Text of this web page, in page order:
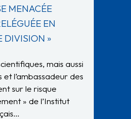
MENACÉE
EN
DIVISION »
mais aussi
l’ambassadeur des
sur le risque
» de l’Institut